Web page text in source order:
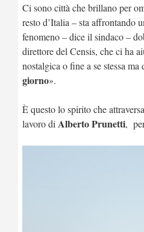
Ci sono città che brillano per
resto d’Italia – sta affrontando
fenomeno – dice il sindaco –
direttore del Censis, che ci ha
nostalgica o fine a se stessa
giorno».
È questo lo spirito che
lavoro diAlberto Prunetti,